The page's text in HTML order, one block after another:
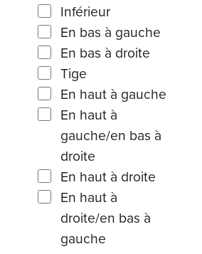
Inférieur
En bas à gauche
En bas à droite
Tige
En haut à gauche
En haut à
gauche/en bas à
droite
En haut à droite
En haut à
droite/en bas à
gauche